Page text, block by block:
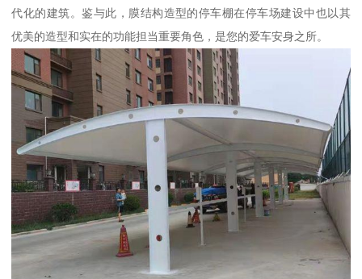
代化的建筑。鉴与此，膜结构造型的停车棚在停车场建设中也以其
优美的造型和实在的功能担当重要角色，是您的爱车安身之所。